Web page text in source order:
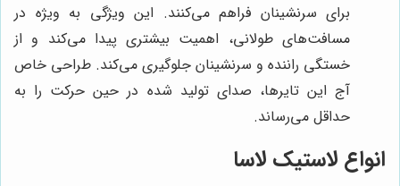
برای سرنشینان فراهم می‌کنند. این ویژگی به ویژه در
مسافت‌های طولانی، اهمیت بیشتری پیدا می‌کند و از
خستگی راننده و سرنشینان جلوگیری می‌کند. طراحی خاص
آج این تایرها، صدای تولید شده در حین حرکت را به
حداقل می‌رساند.
انواع لاستیک لاسا